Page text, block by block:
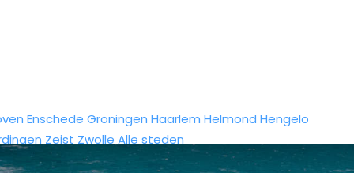
Enschede Groningen Haarlem Helmond Hengelo
Zeist Zwolle Alle steden